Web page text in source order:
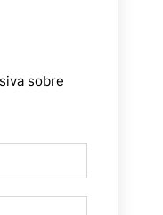
sobre